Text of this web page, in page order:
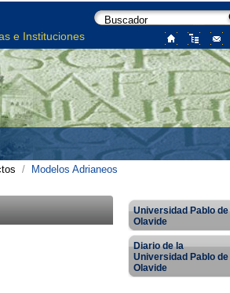
e Instituciones
/ Modelos Adrianeos
Universidad Pablo de
Olavide
Diario de la
Universidad Pablo de
Olavide